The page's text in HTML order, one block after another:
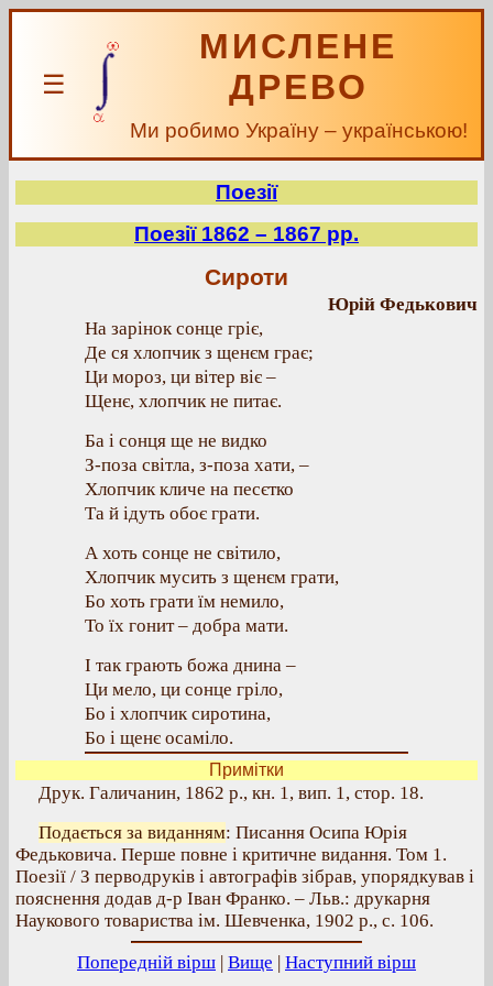
☰
МИСЛЕНЕ
ДРЕВО
Ми робимо Україну – українською!
Поезії
Поезії 1862 – 1867 рр.
Сироти
Юрій Федькович
На зарінок сонце гріє,
Де ся хлопчик з щенєм грає;
Ци мороз, ци вітер віє –
Щенє, хлопчик не питає.
Ба і сонця ще не видко
З-поза світла, з-поза хати, –
Хлопчик кличе на песєтко
Та й ідуть обоє грати.
А хоть сонце не світило,
Хлопчик мусить з щенєм грати,
Бо хоть грати їм немило,
То їх гонит – добра мати.
І так грають божа днина –
Ци мело, ци сонце гріло,
Бо і хлопчик сиротина,
Бо і щенє осаміло.
Примітки
Друк. Галичанин, 1862 р., кн. 1, вип. 1, стор. 18.
Подається за виданням: Писання Осипа Юрія
Федьковича. Перше повне і критичне видання. Том 1.
Поезії / З перводруків і автографів зібрав, упорядкував і
пояснення додав д-р Іван Франко. – Льв.: друкарня
Наукового товариства ім. Шевченка, 1902 р., с. 106.
Попередній вірш | Вище | Наступний вірш